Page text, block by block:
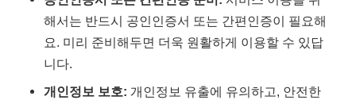
해서는 반드시 공인인증서 또는 간편인증이 필요해
요. 미리 준비해두면 더욱 원활하게 이용할 수 있답
니다.
개인정보 보호: 개인정보 유출에 유의하고, 안전한